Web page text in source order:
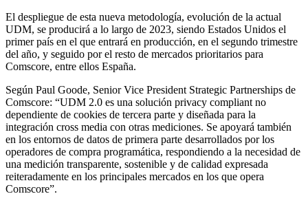
El despliegue de esta nueva metodología, evolución de la actual
UDM, se producirá a lo largo de 2023, siendo Estados Unidos el
primer país en el que entrará en producción, en el segundo trimestre
del año, y seguido por el resto de mercados prioritarios para
Comscore, entre ellos España.
Según Paul Goode, Senior Vice President Strategic Partnerships de
Comscore: “UDM 2.0 es una solución privacy compliant no
dependiente de cookies de tercera parte y diseñada para la
integración cross media con otras mediciones. Se apoyará también
en los entornos de datos de primera parte desarrollados por los
operadores de compra programática, respondiendo a la necesidad de
una medición transparente, sostenible y de calidad expresada
reiteradamente en los principales mercados en los que opera
Comscore”.